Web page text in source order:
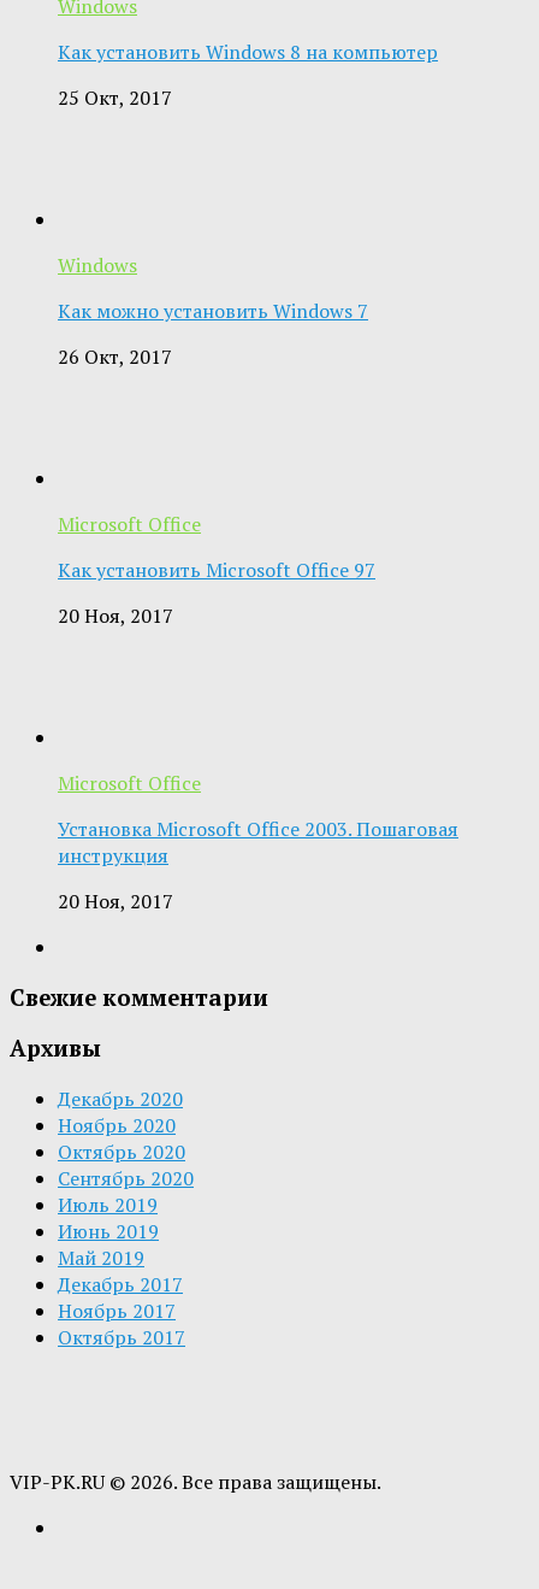
Windows
Как установить Windows 8 на компьютер
25 Окт, 2017
Windows
Как можно установить Windows 7
26 Окт, 2017
Microsoft Office
Как установить Microsoft Office 97
20 Ноя, 2017
Microsoft Office
Установка Microsoft Office 2003. Пошаговая
инструкция
20 Ноя, 2017
Свежие комментарии
Архивы
Декабрь 2020
Ноябрь 2020
Октябрь 2020
Сентябрь 2020
Июль 2019
Июнь 2019
Май 2019
Декабрь 2017
Ноябрь 2017
Октябрь 2017
VIP-PK.RU © 2026. Все права защищены.